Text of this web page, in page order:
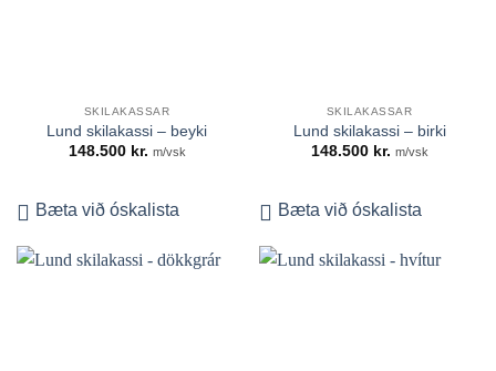
SKILAKASSAR
Lund skilakassi – beyki
148.500 kr. m/vsk
Bæta við óskalista
SKILAKASSAR
Lund skilakassi – birki
148.500 kr. m/vsk
Bæta við óskalista